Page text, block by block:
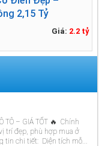
2,15 Tỷ
Giá: 2.2 tỷ
TÔ – GIÁ TỐT 🔥 Chính
trí đẹp, phù hợp mua ở
tin chi tiết: Diện tích mỗ...